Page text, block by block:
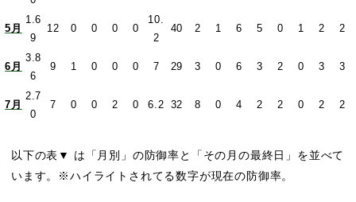
5月
1.6
9
12 0 0 0 0
10.
2
40 2 1 6 5 0 1 2 2
6月
3.8
6
9 1 0 0 0 7 29 3 0 6 3 2 0 3 3
7月
2.7
0
7 0 0 2 0 6.2 32 8 0 4 2 2 0 2 2
以下の表▼ は「月別」の防御率と「その月の最終日」を並べて
います。※ハイライトされてる数字が現在の防御率。